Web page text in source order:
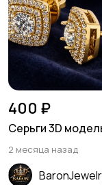
400 ₽
Серьги 3D
2 месяца назад